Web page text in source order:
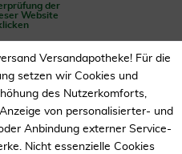
der
Website
Versandapotheke! Für die
setzen wir Cookies und
des Nutzerkomforts,
von personalisierter- und
Anbindung externer Service-
Nicht essenzielle Cookies